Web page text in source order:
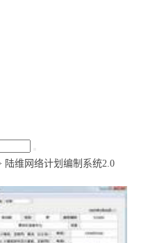
陆维网络计划编制系统2.0